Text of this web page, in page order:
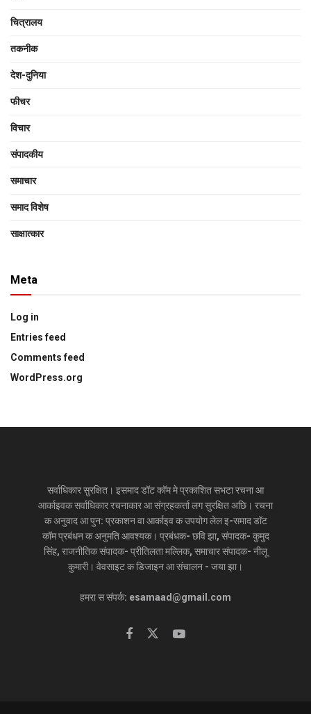
चित्रालय
तकनीक
देश-दुनिया
फीचर
विचार
संपादकीय
समाचार
समाद विशेष
साक्षात्‍कार
Meta
Log in
Entries feed
Comments feed
WordPress.org
सर्वाधिकार सुरक्षित। इसमाद डॉट कॉम मे प्रकाशित सभटा रचना आ
आर्काइवक सर्वाधिकार रचनाकार आ संग्रहकर्त्ता लग सुरक्षित अछि। रचना
क अनुवाद आ पुन: प्रकाशन वा आर्काइव क उपयोग लेल इ-समाद डॉट
कॉम प्रबंधन क अनुमति आवश्यक। प्रबंधक- छवि झा, संपादक- कुमुद
सिंह, राजनीतिक संपादक- प्रीतिलता मल्लिक, समाचार संपादक- नीलू
कुमारी। वेवसाइट क डिजाइन आ संचालन - जया झा।
हमरा स संपर्क: esamaad@gmail.com